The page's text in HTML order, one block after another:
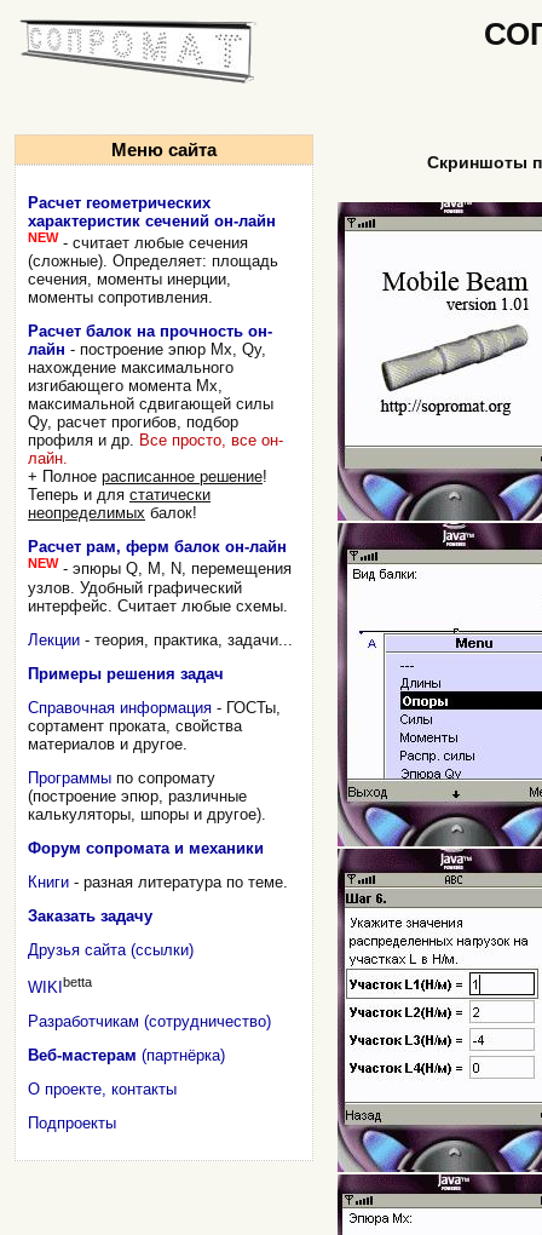
Меню сайта
Расчет геометрических
характеристик сечений он-лайн
NEW - считает любые сечения
(сложные). Определяет: площадь
сечения, моменты инерции,
моменты сопротивления.
Расчет балок на прочность он-
лайн - построение эпюр Mx, Qy,
нахождение максимального
изгибающего момента Mx,
максимальной сдвигающей силы
Qy, расчет прогибов, подбор
профиля и др. Все просто, все он-
лайн.
+ Полное расписанное решение!
Теперь и для статически
неопределимых балок!
Расчет рам, ферм балок он-лайн
NEW - эпюры Q, M, N, перемещения
узлов. Удобный графический
интерфейс. Считает любые схемы.
Лекции - теория, практика, задачи...
Примеры решения задач
Справочная информация - ГОСТы,
сортамент проката, свойства
материалов и другое.
Программы по сопромату
(построение эпюр, различные
калькуляторы, шпоры и другое).
Форум сопромата и механики
Книги - разная литература по теме.
Заказать задачу
Друзья сайта (ссылки)
WIKI betta
Разработчикам (сотрудничество)
Веб-мастерам (партнёрка)
О проекте, контакты
Подпроекты
Скриншоты